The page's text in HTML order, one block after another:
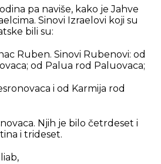
pa naviše, kako je Jahve
Sinovi Izraelovi koji su
bili su:
Ruben. Sinovi Rubenovi: od
od Palua rod Paluovaca;
i od Karmija rod
Njih je bilo četrdeset i
i trideset.